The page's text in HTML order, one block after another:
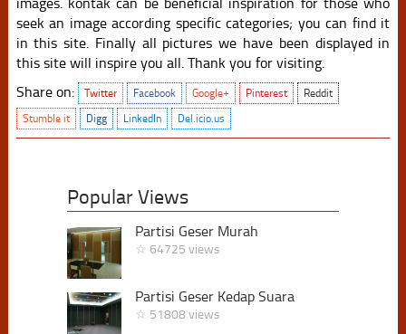
seek an image according specific categories; you can find it
in this site. Finally all pictures we have been displayed in
this site will inspire you all. Thank you for visiting.
Share on:
Twitter Facebook Google+ Pinterest
Reddit
Stumble it
Digg LinkedIn Del.icio.us
Popular Views
Partisi Geser Murah
☆ 64725 views
Partisi Geser Kedap Suara
☆ 51808 views